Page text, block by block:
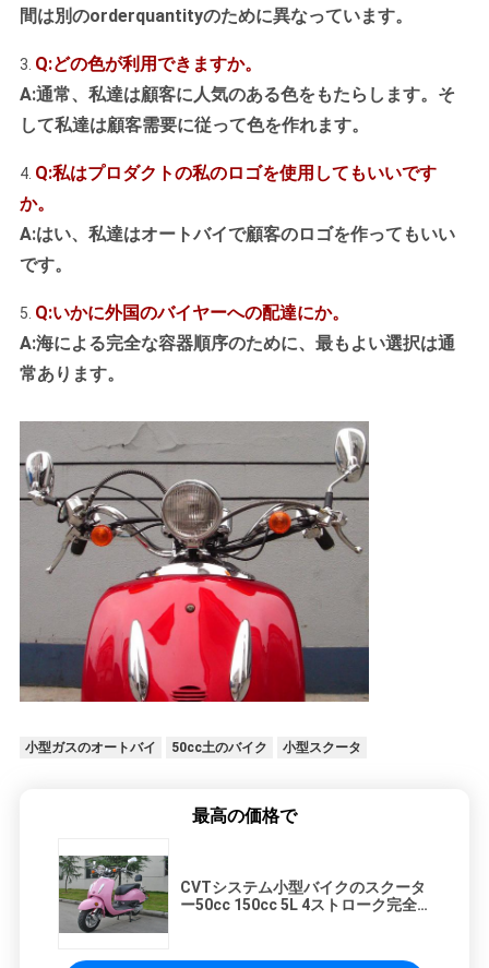
間は別のorderquantityのために異なっています。
3. Q:どの色が利用できますか。
A:通常、私達は顧客に人気のある色をもたらします。そ
して私達は顧客需要に従って色を作れます。
4. Q:私はプロダクトの私のロゴを使用してもいいです
か。
A:はい、私達はオートバイで顧客のロゴを作ってもいい
です。
5. Q:いかに外国のバイヤーへの配達にか。
A:海による完全な容器順序のために、最もよい選択は通
常あります。
小型ガスのオートバイ 50cc土のバイク 小型スクータ
最高の価格で
CVTシステム小型バイクのスクータ
ー50cc 150cc 5L 4ストローク完全